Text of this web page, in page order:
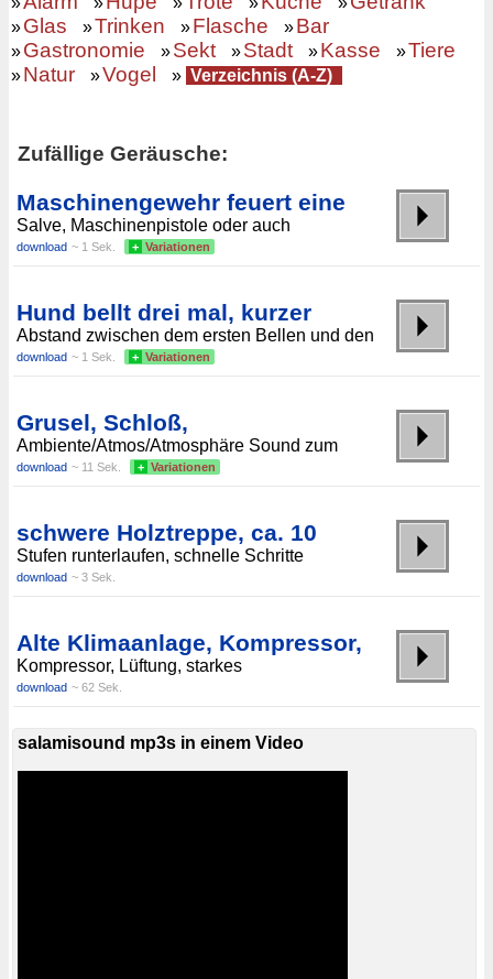
»Glas »Trinken »Flasche »Bar
»Gastronomie »Sekt »Stadt »Kasse »Tiere
»Natur »Vogel » Verzeichnis (A-Z)
Zufällige Geräusche:
Maschinengewehr feuert eine
Salve, Maschinenpistole oder auch
download ~ 1 Sek. + Variationen
Hund bellt drei mal, kurzer
Abstand zwischen dem ersten Bellen und den
download ~ 1 Sek. + Variationen
Grusel, Schloß,
Ambiente/Atmos/Atmosphäre Sound zum
download ~ 11 Sek. + Variationen
schwere Holztreppe, ca. 10
Stufen runterlaufen, schnelle Schritte
download ~ 3 Sek.
Alte Klimaanlage, Kompressor,
Kompressor, Lüftung, starkes
download ~ 62 Sek.
salamisound mp3s in einem Video